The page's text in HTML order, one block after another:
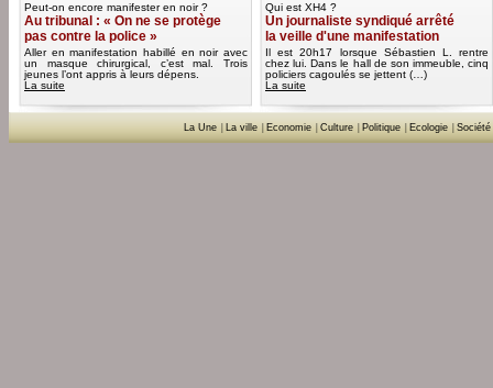
Peut-on encore manifester en noir ?
Au tribunal : « On ne se protège
pas contre la police »
Aller en manifestation habillé en noir avec
un masque chirurgical, c’est mal. Trois
jeunes l’ont appris à leurs dépens.
La suite
Qui est XH4 ?
Un journaliste syndiqué arrêté
la veille d'une manifestation
Il est 20h17 lorsque Sébastien L. rentre
chez lui. Dans le hall de son immeuble, cinq
policiers cagoulés se jettent (…)
La suite
La Une La ville Economie Culture Politique Ecologie Société